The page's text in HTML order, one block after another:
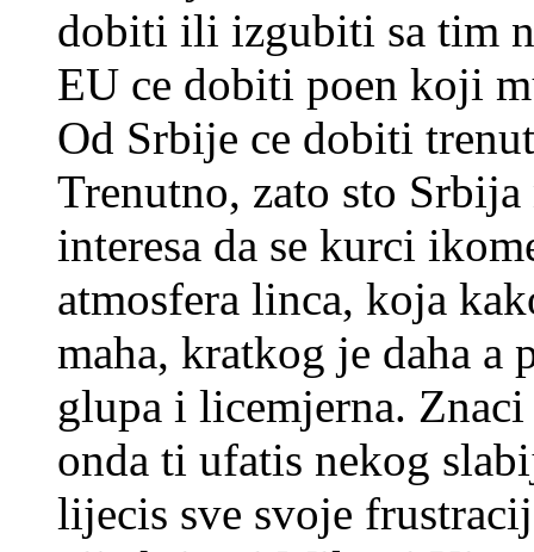
dobiti ili izgubiti sa tim
EU ce dobiti poen koji
Od Srbije ce dobiti
Trenutno, zato sto
interesa da se kurci
atmosfera linca, koja
maha, kratkog je daha
glupa i licemjerna.
onda ti ufatis nekog
lijecis sve svoje